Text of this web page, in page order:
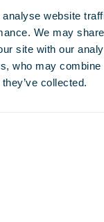
website
We may
site with our
who may
collected.